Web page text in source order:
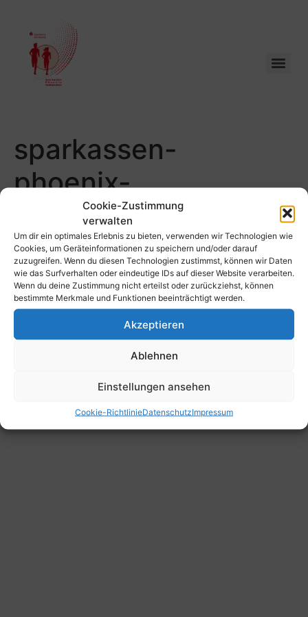
Cookie-Zustimmung
verwalten
Um dir ein optimales Erlebnis zu bieten, verwenden wir Technologien wie
Cookies, um Geräteinformationen zu speichern und/oder darauf
zuzugreifen. Wenn du diesen Technologien zustimmst, können wir Daten
wie das Surfverhalten oder eindeutige IDs auf dieser Website verarbeiten.
Wenn du deine Zustimmung nicht erteilst oder zurückziehst, können
bestimmte Merkmale und Funktionen beeinträchtigt werden.
Akzeptieren
Ablehnen
Einstellungen ansehen
Cookie-RichtlinieDatenschutzImpressum
sparkassen-
phoenix-
halbmarathon-
schuetze-134